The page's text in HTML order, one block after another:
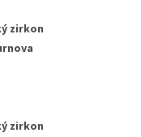
zirkon
zirkon